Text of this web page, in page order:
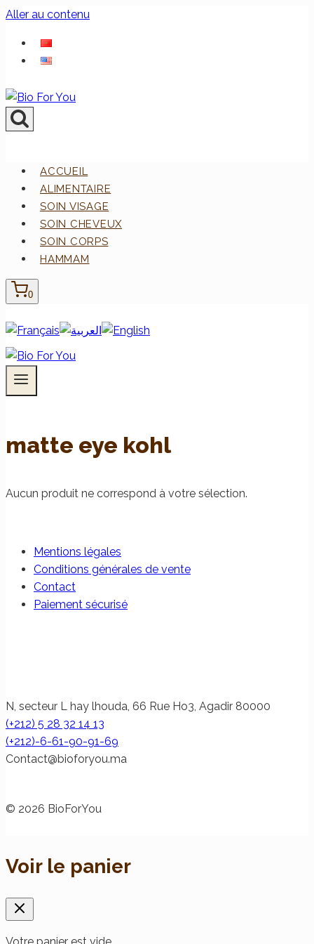
Aller au contenu
ACCUEIL
ALIMENTAIRE
SOIN VISAGE
SOIN CHEVEUX
SOIN CORPS
HAMMAM
0
matte eye kohl
Aucun produit ne correspond à votre sélection.
Mentions légales
Conditions générales de vente
Contact
Paiement sécurisé
N, secteur L hay lhouda, 66 Rue Ho3, Agadir 80000
(+212) 5 28 32 14 13
(+212)-6-61-90-91-69
am.uoyrofoib
@tcatnoC
© 2026 BioForYou
Voir le panier